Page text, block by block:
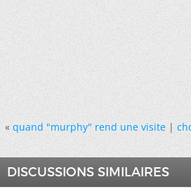
« quand "murphy" rend une visite|
DISCUSSIONS SIMILAIRES